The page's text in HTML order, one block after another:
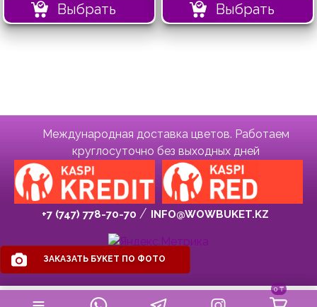
0₸
Выбрать Выбрать
Международная доставка цветов. Работаем
круглосуточно без выходных дней
+7 (747) 778-70-70 INFO@WOWBUKET.KZ
ЗАКАЗАТЬ БУКЕТ ПО ФОТО